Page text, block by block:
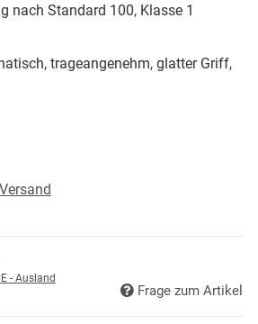
nach Standard 100, Klasse 1
trageangenehm, glatter Griff,
Versand
- Ausland
Frage zum Artikel